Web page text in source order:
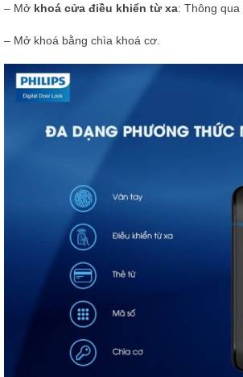
– Mở khoá cửa điều khiển từ xa: Thông
– Mở khoá bằng chìa khoá cơ.